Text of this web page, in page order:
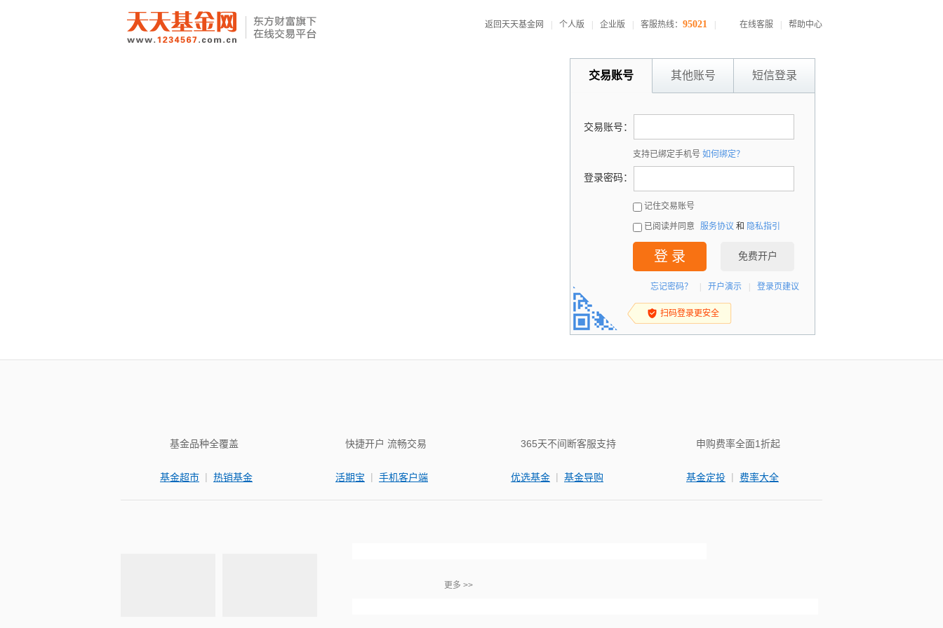
返回天天基金网 个人版 企业版 客服热线： 95021 在线客服 帮助中心
交易账号 其他账号 短信登录
交易账号：
支持已绑定手机号 如何绑定？
登录密码：
记住交易账号
已阅读并同意 服务协议 和 隐私指引
登 录 免费开户
忘记密码？ 开户演示 登录页建议
扫码登录更安全
基金品种全覆盖
基金超市 | 热销基金
快捷开户 流畅交易
活期宝 | 手机客户端
365天不间断客服支持
优选基金 | 基金导购
申购费率全面1折起
基金定投 | 费率大全
更多 >>